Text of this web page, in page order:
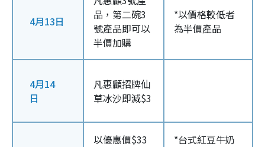
4月13日
品，第二碗3
號產品即可以
半價加購
*以價格較低者
為半價產品
4月14
日
凡惠顧招牌仙
草冰沙即減$3
以優惠價$33
*台式紅豆牛奶